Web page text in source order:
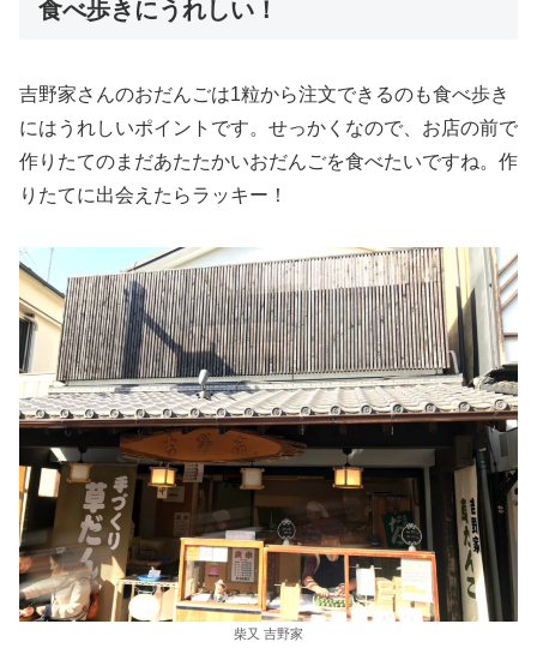
食べ歩きにうれしい！
吉野家さんのおだんごは1粒から注文できるのも食べ歩き
にはうれしいポイントです。せっかくなので、お店の前で
作りたてのまだあたたかいおだんごを食べたいですね。作
りたてに出会えたらラッキー！
柴又 吉野家